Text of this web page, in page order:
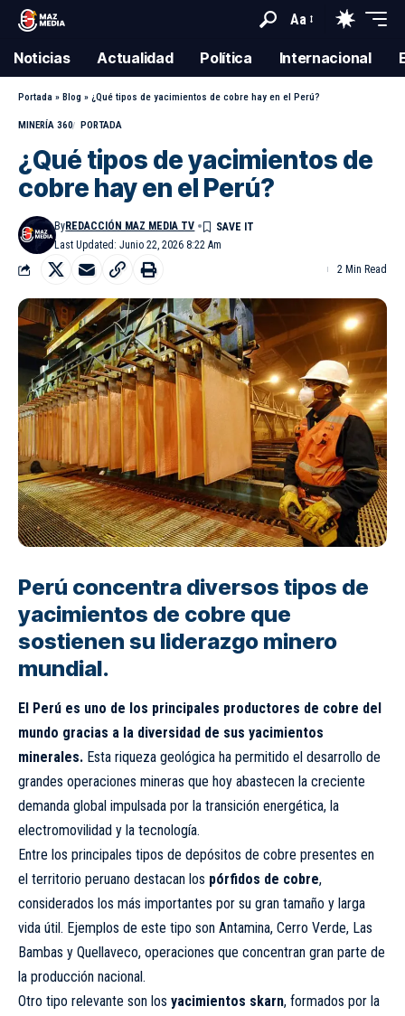
Aa
Noticias Actualidad Política Internacional
Portada » Blog » ¿Qué tipos de yacimientos de cobre hay en el Perú?
MINERÍA 360 PORTADA
¿Qué tipos de yacimientos de
cobre hay en el Perú?
Last Updated: Junio 22, 2026 8:22 Am
ByREDACCIÓN MAZ MEDIA TV
2 Min Read
Perú concentra diversos tipos de
yacimientos de cobre que
sostienen su liderazgo minero
mundial.
El Perú es uno de los principales productores de cobre del
mundo gracias a la diversidad de sus yacimientos
minerales. Esta riqueza geológica ha permitido el desarrollo de
grandes operaciones mineras que hoy abastecen la creciente
demanda global impulsada por la transición energética, la
electromovilidad y la tecnología.
Entre los principales tipos de depósitos de cobre presentes en
el territorio peruano destacan los pórfidos de cobre,
considerados los más importantes por su gran tamaño y larga
vida útil. Ejemplos de este tipo son Antamina, Cerro Verde, Las
Bambas y Quellaveco, operaciones que concentran gran parte de
la producción nacional.
Otro tipo relevante son los yacimientos skarn, formados por la